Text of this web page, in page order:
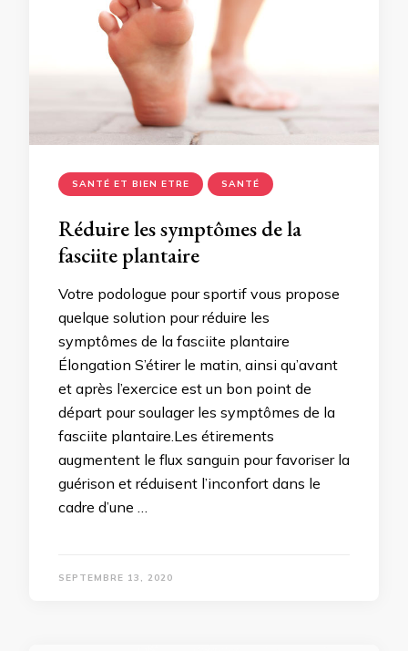
SANTÉ ET BIEN ETRE SANTÉ
Réduire les symptômes de la
fasciite plantaire
Votre podologue pour sportif vous propose
quelque solution pour réduire les
symptômes de la fasciite plantaire
Élongation S’étirer le matin, ainsi qu’avant
et après l’exercice est un bon point de
départ pour soulager les symptômes de la
fasciite plantaire.Les étirements
augmentent le flux sanguin pour favoriser la
guérison et réduisent l’inconfort dans le
cadre d’une …
SEPTEMBRE 13, 2020